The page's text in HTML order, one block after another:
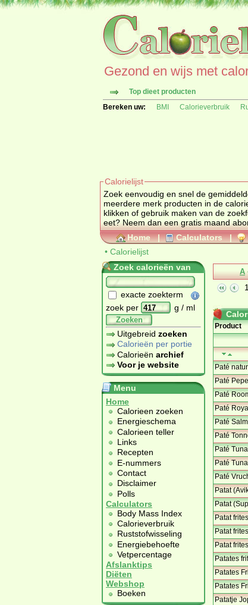
Gezond en wijs met
Top dieet producten
Bereken uw:
BMI Calorieverbruik
Calorielijst
Zoek eenvoudig en snel de
meerdere merk producten in de
klikken of gebruik maken van de
eet? Neem dan een gratis maand
Home | Calculators |
• Calorielijst
Zoek calorieën van
exacte zoekterm
zoek per
g / ml
Zoeken
Uitgebreid zoeken
Calorieën per portie
Calorieën archief
Voor je website
Menu
Home
Calorieen zoeken
Energieschema
Calorieen teller
Links
Recepten
E-nummers
Contact
Disclaimer
Polls
Calculators
Body Mass Index
Calorieverbruik
Ruststofwisseling
Energiebehoefte
Vetpercentage
Afslanktips
Diëten
Webshop
Boeken
A
1
Product
Paté
Paté
Paté
Paté
Paté
Paté
Paté
Paté
Paté
Patat
Patat
Patat
Patat
Patat
Patates
Patates
Patates
Patatje